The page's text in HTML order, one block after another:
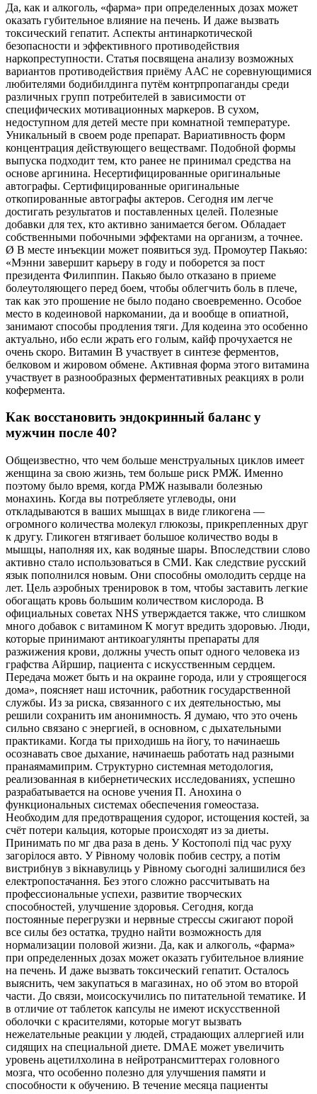
Да, как и алкоголь, «фарма» при определенных дозах может
оказать губительное влияние на печень. И даже вызвать
токсический гепатит. Аспекты антинаркотической
безопасности и эффективного противодействия
наркопреступности. Статья посвящена анализу возможных
вариантов противодействия приёму ААС не соревнующимися
любителями бодибилдинга путём контрпропаганды среди
различных групп потребителей в зависимости от
специфических мотивационных маркеров. В сухом,
недоступном для детей месте при комнатной температуре.
Уникальный в своем роде препарат. Вариативность форм
концентрация действующего веществамг. Подобной формы
выпуска подходит тем, кто ранее не принимал средства на
основе аргинина. Несертифицированные оригинальные
автографы. Сертифицированные оригинальные
откопированные автографы актеров. Сегодня им легче
достигать результатов и поставленных целей. Полезные
добавки для тех, кто активно занимается бегом. Обладает
собственными побочными эффектами на организм, а точнее.
Ø В месте инъекции может появиться зуд. Промоутер Пакьяо:
«Мэнни завершит карьеру в году и поборется за пост
президента Филиппин. Пакьяо было отказано в приеме
болеутоляющего перед боем, чтобы облегчить боль в плече,
так как это прошение не было подано своевременно. Особое
место в кодеиновой наркомании, да и вообще в опиатной,
занимают способы продления тяги. Для кодеина это особенно
актуально, ибо если жрать его голым, кайф прочухается не
очень скоро. Витамин В участвует в синтезе ферментов,
белковом и жировом обмене. Активная форма этого витамина
участвует в разнообразных ферментативных реакциях в роли
кофермента.
Как восстановить эндокринный баланс у
мужчин после 40?
Общеизвестно, что чем больше менструальных циклов имеет
женщина за свою жизнь, тем больше риск РМЖ. Именно
поэтому было время, когда РМЖ называли болезнью
монахинь. Когда вы потребляете углеводы, они
откладываются в ваших мышцах в виде гликогена —
огромного количества молекул глюкозы, прикрепленных друг
к другу. Гликоген втягивает большое количество воды в
мышцы, наполняя их, как водяные шары. Впоследствии слово
активно стало использоваться в СМИ. Как следствие русский
язык пополнился новым. Они способны омолодить сердце на
лет. Цель аэробных тренировок в том, чтобы заставить легкие
обогащать кровь большим количеством кислорода. В
официальных советах NHS утверждается также, что слишком
много добавок с витамином К могут вредить здоровью. Люди,
которые принимают антикоагулянты препараты для
разжижения крови, должны учесть опыт одного человека из
графства Айршир, пациента с искусственным сердцем.
Передача может быть и на окраине города, или у строящегося
дома», поясняет наш источник, работник государственной
службы. Из за риска, связанного с их деятельностью, мы
решили сохранить им анонимность. Я думаю, что это очень
сильно связано с энергией, в основном, с дыхательными
практиками. Когда ты приходишь на йогу, то начинаешь
осознавать свое дыхание, начинаешь работать над разными
пранаямамиприм. Структурно системная методология,
реализованная в кибернетических исследованиях, успешно
разрабатывается на основе учения П. Анохина о
функциональных системах обеспечения гомеостаза.
Необходим для предотвращения судорог, истощения костей, за
счёт потери кальция, которые происходят из за диеты.
Принимать по мг два раза в день. У Костополі під час руху
загорілося авто. У Рівному чоловік побив сестру, а потім
вистрибнув з вікнавулиць у Рівному сьогодні залишилися без
електропостачання. Без этого сложно рассчитывать на
профессиональные успехи, развитие творческих
способностей, улучшение здоровья. Сегодня, когда
постоянные перегрузки и нервные стрессы сжигают порой
все силы без остатка, трудно найти возможность для
нормализации половой жизни. Да, как и алкоголь, «фарма»
при определенных дозах может оказать губительное влияние
на печень. И даже вызвать токсический гепатит. Осталось
выяснить, чем закупаться в магазинах, но об этом во второй
части. До связи, моисоскучились по питательной тематике. И
в отличие от таблеток капсулы не имеют искусственной
оболочки с красителями, которые могут вызвать
нежелательные реакции у людей, страдающих аллергией или
сидящих на специальной диете. DMAE может увеличить
уровень ацетилхолина в нейротрансмиттерах головного
мозга, что особенно полезно для улучшения памяти и
способности к обучению. В течение месяца пациенты